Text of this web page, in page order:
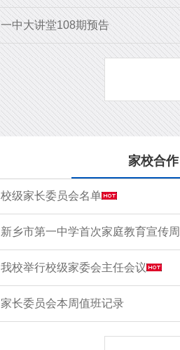
一中大讲堂108期预告
家校合作
校级家长委员会名单
新乡市第一中学首次家庭教育宣传周
我校举行校级家委会主任会议
家长委员会本周值班记录